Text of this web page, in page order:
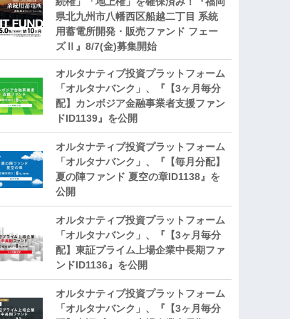
県北九州市八幡西区船越二丁目 系統
用蓄電所開発・販売ファンド フェー
ズⅡ』8/7(金)募集開始
オルタナティブ投資プラットフォーム
「オルタナバンク」、『【3ヶ月毎分
配】カンボジア金融事業者支援ファン
ドID1139』を公開
オルタナティブ投資プラットフォーム
「オルタナバンク」、『【毎月分配】
夏の陣ファンド 夏空の章ID1138』を
公開
オルタナティブ投資プラットフォーム
「オルタナバンク」、『【3ヶ月毎分
配】東証プライム上場企業中長期ファ
ンドID1136』を公開
オルタナティブ投資プラットフォーム
「オルタナバンク」、『【3ヶ月毎分